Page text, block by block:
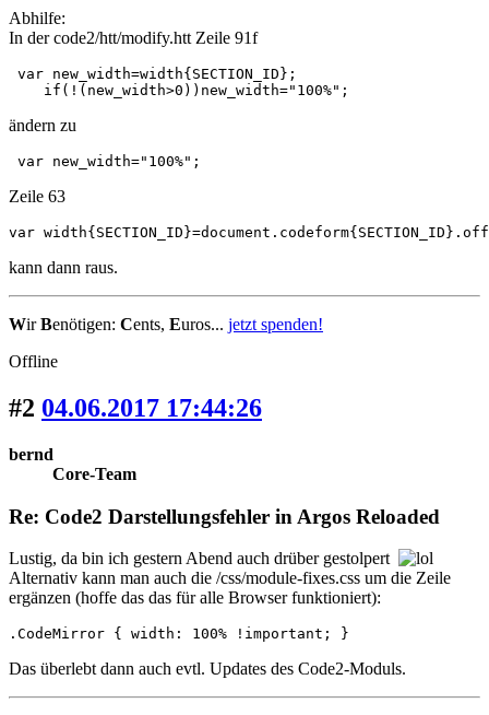
Abhilfe:
In der code2/htt/modify.htt Zeile 91f
var new_width=width{SECTION_ID};
    if(!(new_width>0))new_width="100%";
ändern zu
var new_width="100%";
Zeile 63
var
kann dann raus.
WirBenötigen: Cents, Euros... jetzt spenden!
Offline
#2 04.06.2017 17:44:26
bernd
Core-Team
Re: Code2 Darstellungsfehler in Argos Reloaded
Lustig, da bin ich gestern Abend auch drüber gestolpert
Alternativ kann man auch die /css/module-fixes.css um die Zeile
ergänzen (hoffe das das für alle Browser funktioniert):
.CodeMirror { width: 100% !important; }
Das überlebt dann auch evtl. Updates des Code2-Moduls.